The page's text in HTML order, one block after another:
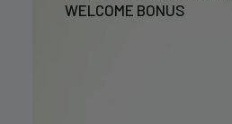
WELCOME BONUS